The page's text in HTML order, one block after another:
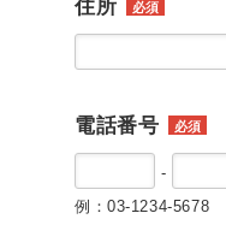
住所 必須
電話番号 必須
-
例：03-1234-5678